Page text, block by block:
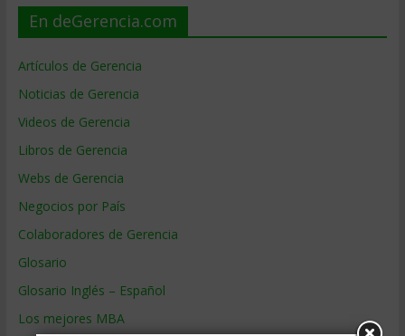
En deGerencia.com
Artículos de Gerencia
Noticias de Gerencia
Videos de Gerencia
Libros de Gerencia
Webs de Gerencia
Negocios por País
Colaboradores de Gerencia
Glosario
Glosario Inglés – Español
Los mejores MBA